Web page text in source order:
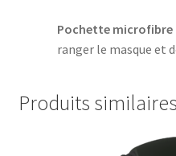
Pochette microfibre
ranger le masque et
Produits similaires